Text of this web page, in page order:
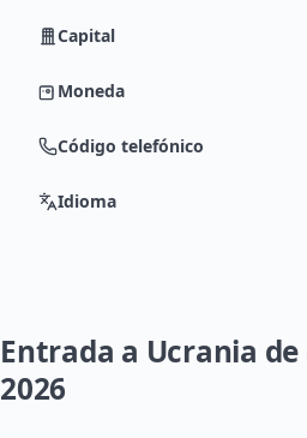
Capital
Moneda
Código telefónico
Idioma
Entrada a Ucrania
2026